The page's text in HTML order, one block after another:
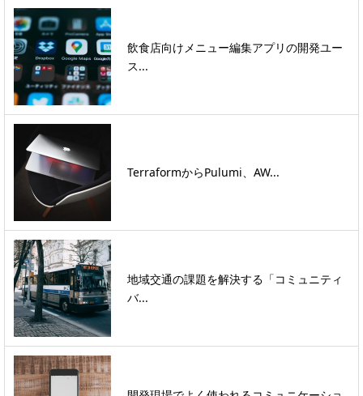
飲食店向けメニュー編集アプリの開発ユー
ス...
TerraformからPulumi、AW...
地域交通の課題を解決する「コミュニティ
バ...